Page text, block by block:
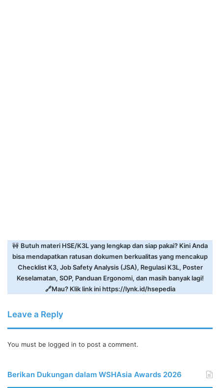
🚧 Butuh materi HSE/K3L yang lengkap dan siap pakai? Kini Anda
bisa mendapatkan ratusan dokumen berkualitas yang mencakup
Checklist K3, Job Safety Analysis (JSA), Regulasi K3L, Poster
Keselamatan, SOP, Panduan Ergonomi, dan masih banyak lagi!
🔗Mau? Klik link inihttps://lynk.id/hsepedia
Leave a Reply
You must be logged in to post a comment.
Berikan Dukungan dalam WSHAsia Awards 2026